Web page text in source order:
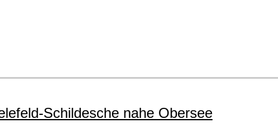
Schildesche nahe Obersee